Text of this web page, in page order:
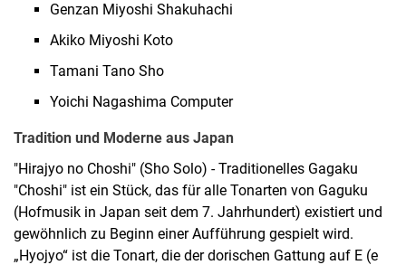
Genzan Miyoshi Shakuhachi
Akiko Miyoshi Koto
Tamani Tano Sho
Yoichi Nagashima Computer
Tradition und Moderne aus Japan
"Hirajyo no Choshi" (Sho Solo) - Traditionelles Gagaku
"Choshi" ist ein Stück, das für alle Tonarten von Gaguku
(Hofmusik in Japan seit dem 7. Jahrhundert) existiert und
gewöhnlich zu Beginn einer Aufführung gespielt wird.
„Hyojyo“ ist die Tonart, die der dorischen Gattung auf E (e